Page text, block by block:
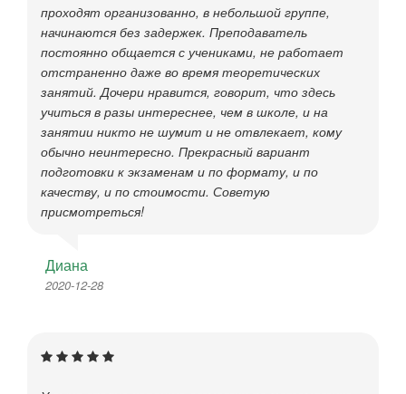
проходят организованно, в небольшой группе,
начинаются без задержек. Преподаватель
постоянно общается с учениками, не работает
отстраненно даже во время теоретических
занятий. Дочери нравится, говорит, что здесь
учиться в разы интереснее, чем в школе, и на
занятии никто не шумит и не отвлекает, кому
обычно неинтересно. Прекрасный вариант
подготовки к экзаменам и по формату, и по
качеству, и по стоимости. Советую
присмотреться!
Диана
2020-12-28